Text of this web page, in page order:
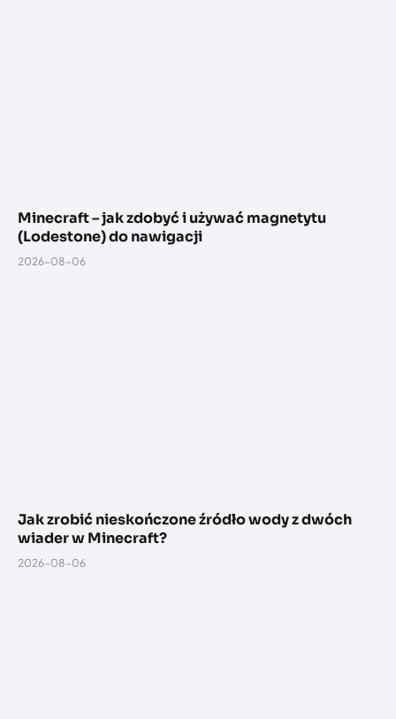
Minecraft – jak zdobyć i używać magnetytu
(Lodestone) do nawigacji
2026-08-06
Jak zrobić nieskończone źródło wody z dwóch
wiader w Minecraft?
2026-08-06